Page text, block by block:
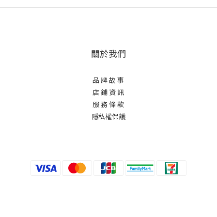
關於我們
品 牌 故 事
店 鋪 資 訊
服 務 條 款
隱私權保護